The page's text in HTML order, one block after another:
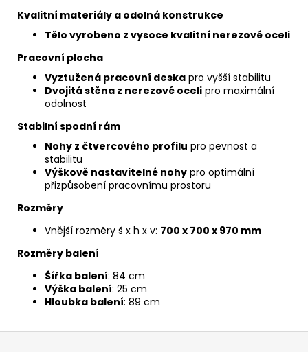
Kvalitní materiály a odolná konstrukce
Tělo vyrobeno z vysoce kvalitní nerezové oceli
Pracovní plocha
Vyztužená pracovní deska pro vyšší stabilitu
Dvojitá stěna z nerezové oceli pro maximální
odolnost
Stabilní spodní rám
Nohy z čtvercového profilu pro pevnost a
stabilitu
Výškově nastavitelné nohy pro optimální
přizpůsobení pracovnímu prostoru
Rozměry
Vnější rozměry š x h x v: 700 x 700 x 970 mm
Rozměry balení
Šířka balení: 84 cm
Výška balení: 25 cm
Hloubka balení: 89 cm
Z